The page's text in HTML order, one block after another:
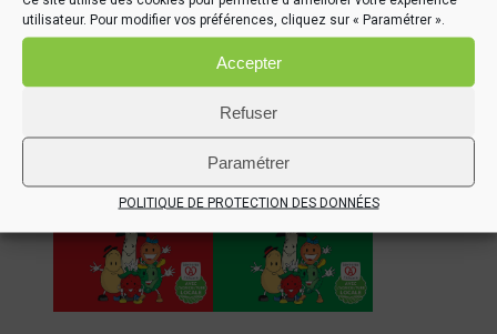
utilisateur. Pour modifier vos préférences, cliquez sur « Paramétrer ».
Accepter
Refuser
Paramétrer
POLITIQUE DE PROTECTION DES DONNÉES
avec récolte mais aussi avec plantation ?